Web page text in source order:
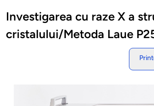
Investigarea cu raze X a
cristalului/Metoda Laue